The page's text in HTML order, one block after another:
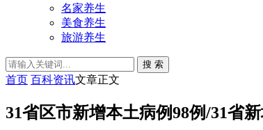
名家养生
美食养生
旅游养生
搜 索
首页 百科资讯文章正文
31省区市新增本土病例98例/31省